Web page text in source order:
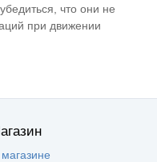
что они не
при движении